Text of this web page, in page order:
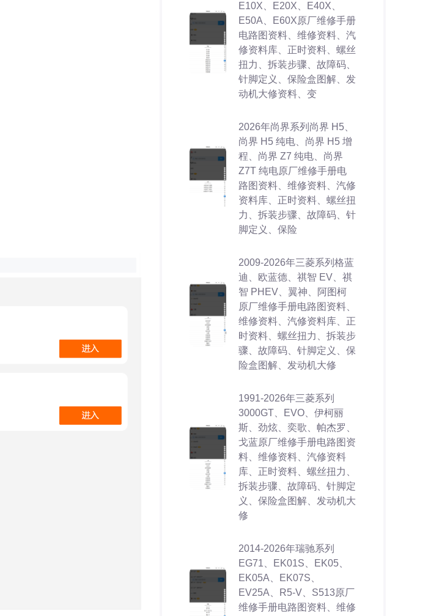
E10X、E20X、E40X、
E50A、E60X原厂维修手册
电路图资料、维修资料、汽
修资料库、正时资料、螺丝
扭力、拆装步骤、故障码、
针脚定义、保险盒图解、发
动机大修资料、变
2026年尚界系列尚界 H5、
尚界 H5 纯电、尚界 H5 增
程、尚界 Z7 纯电、尚界
Z7T 纯电原厂维修手册电
路图资料、维修资料、汽修
资料库、正时资料、螺丝扭
力、拆装步骤、故障码、针
脚定义、保险
2009-2026年三菱系列格蓝
迪、欧蓝德、祺智 EV、祺
智 PHEV、翼神、阿图柯
原厂维修手册电路图资料、
维修资料、汽修资料库、正
时资料、螺丝扭力、拆装步
骤、故障码、针脚定义、保
险盒图解、发动机大修
1991-2026年三菱系列
3000GT、EVO、伊柯丽
斯、劲炫、奕歌、帕杰罗、
戈蓝原厂维修手册电路图资
料、维修资料、汽修资料
库、正时资料、螺丝扭力、
拆装步骤、故障码、针脚定
义、保险盒图解、发动机大
修
2014-2026年瑞驰系列
EG71、EK01S、EK05、
EK05A、EK07S、
EV25A、R5-V、S513原厂
维修手册电路图资料、维修